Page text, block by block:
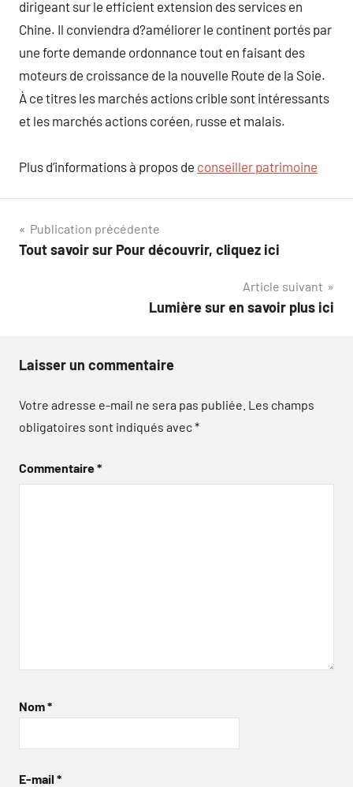
dirigeant sur le efficient extension des services en
Chine. Il conviendra d?améliorer le continent portés par
une forte demande ordonnance tout en faisant des
moteurs de croissance de la nouvelle Route de la Soie.
À ce titres les marchés actions crible sont intéressants
et les marchés actions coréen, russe et malais.
Plus d’informations à propos de conseiller patrimoine
Navigation
de
Publication précédente
Tout savoir sur Pour découvrir, cliquez ici
Article suivant
Lumière sur en savoir plus ici
Laisser un commentaire
Votre adresse e-mail ne sera pas publiée. Les champs
obligatoires sont indiqués avec*
Commentaire*
Nom*
E-mail *